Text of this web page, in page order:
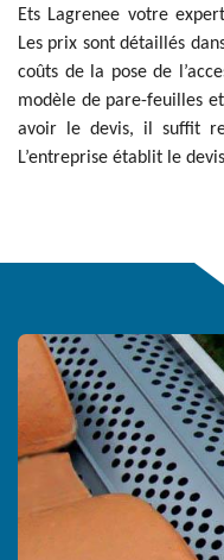
Ets Lagrenee votre
Les prix sont détaillés
coûts de la pose de
modèle de pare-feuilles
avoir le devis, il suffit
L’entreprise établit le